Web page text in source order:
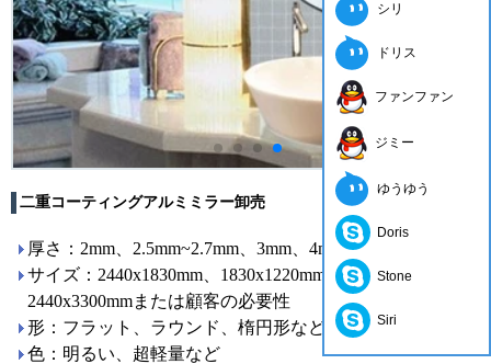
二重コーティングアルミミラー卸売
厚さ：2mm、2.5mm~2.7mm、3mm、4mm、5mm
サイズ：2440x1830mm、1830x1220mm、1650x2200mm、
2440x3300mmまたは顧客の必要性
形：フラット、ラウンド、楕円形など
色：明るい、超軽量など
シリ
ドリス
ファンファン
ジミー
ゆうゆう
Doris
Stone
Siri